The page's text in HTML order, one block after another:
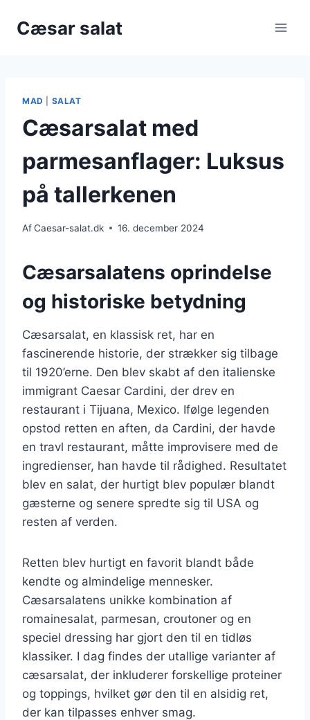
Cæsar salat
MAD SALAT
Cæsarsalat med
parmesanflager: Luksus
på tallerkenen
AfCaesar-salat.dk 16. december 2024
Cæsarsalatens oprindelse
og historiske betydning
Cæsarsalat, en klassisk ret, har en
fascinerende historie, der strækker sig tilbage
til 1920’erne. Den blev skabt af den italienske
immigrant Caesar Cardini, der drev en
restaurant i Tijuana, Mexico. Ifølge legenden
opstod retten en aften, da Cardini, der havde
en travl restaurant, måtte improvisere med de
ingredienser, han havde til rådighed. Resultatet
blev en salat, der hurtigt blev populær blandt
gæsterne og senere spredte sig til USA og
resten af verden.
Retten blev hurtigt en favorit blandt både
kendte og almindelige mennesker.
Cæsarsalatens unikke kombination af
romainesalat, parmesan, croutoner og en
speciel dressing har gjort den til en tidløs
klassiker. I dag findes der utallige varianter af
cæsarsalat, der inkluderer forskellige proteiner
og toppings, hvilket gør den til en alsidig ret,
der kan tilpasses enhver smag.